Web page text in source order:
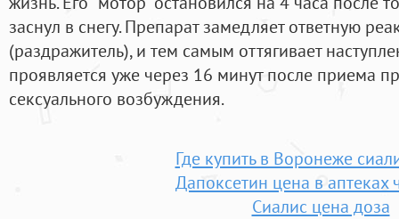
заснул в снегу. Препарат замедляет ответную
(раздражитель), и тем самым оттягивает
проявляется уже через 16 минут после приема
сексуального возбуждения.
Где купить в Воронеже
Дапоксетин цена в аптеках
Сиалис цена доза